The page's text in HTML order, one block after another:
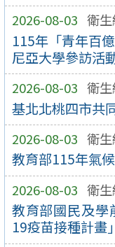
2026-08-03 衛生
115年「青年百
尼亞大學參訪活
2026-08-03 衛生
基北北桃四市共
2026-08-03 衛生
教育部115年氣
2026-08-03 衛生
教育部國民及學
19疫苗接種計畫」